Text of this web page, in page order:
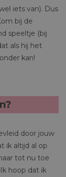
iets van). Dus
bij de
speeltje (bij
als hij het
kan!
door jouw
ik altijd al op
tot nu toe
hoop dat ik